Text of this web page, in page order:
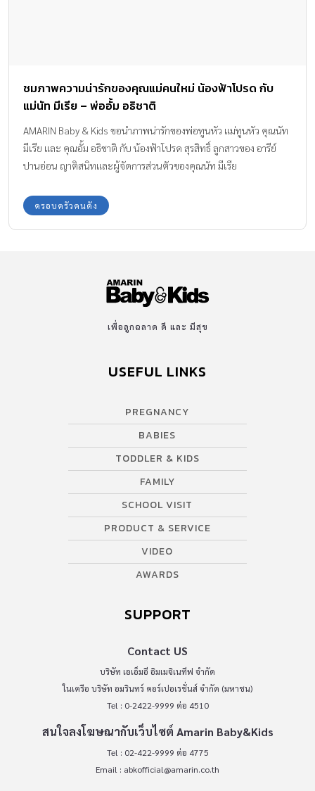
ชมภาพความน่ารักของคุณแม่คนใหม่ น้องฟ้าโปรด กับ
แม่นัท มีเรีย – พ่ออั้ม อธิชาติ
AMARIN Baby & Kids ขอนำภาพน่ารักของพ่อทูนหัว แม่ทูนหัว คุณนัท
มีเรีย และ คุณอั้ม อธิชาติ กับ น้องฟ้าโปรด สุรสิทธิ์ ลูกสาวของ อารีย์
ปานอ่อน ญาติสนิทและผู้จัดการส่วนตัวของคุณนัท มีเรีย
ครอบครัวคนดัง
เพื่อลูกฉลาด ดี และ มีสุข
USEFUL LINKS
PREGNANCY
BABIES
TODDLER & KIDS
FAMILY
SCHOOL VISIT
PRODUCT & SERVICE
VIDEO
AWARDS
SUPPORT
Contact US
บริษัท เอเอ็มอี อิมเมจิเนทีฟ จำกัด
ในเครือ บริษัท อมรินทร์ คอร์เปอเรชั่นส์ จำกัด (มหาชน)
Tel : 0-2422-9999 ต่อ 4510
สนใจลงโฆษณากับเว็บไซต์ Amarin Baby&Kids
Tel : 02-422-9999 ต่อ 4775
Email : abkofficial@amarin.co.th